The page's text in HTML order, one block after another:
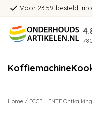
Voor 23:59 besteld,
Koffiemachine
Home / ECCELLENTE